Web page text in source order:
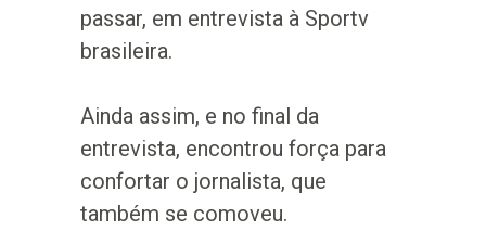
passar, em entrevista à Sportv
brasileira.
Ainda assim, e no final da
entrevista, encontrou força para
confortar o jornalista, que
também se comoveu.